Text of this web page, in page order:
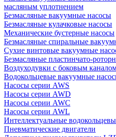
масляным уплотнением
Безмасляные вакуумные насосы
Безмасляные кулачковые насосы
Механические бустерные насосы
Безмасляные спиральные
Сухие винтовые вакуумные
Безмасляные пластинчато-
Воздуходувки с боковым
Водокольцевые вакуумные
Насосы серии AWS
Насосы серии AWD
Насосы серии AWC
Насосы серии AWL
Интеллектуальные
Пневматические двигатели